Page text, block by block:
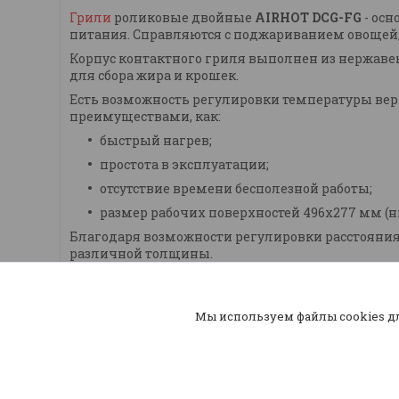
Грили роликовые двойные AIRHOT DCG-FG -
питания. Справляются с поджариванием
Корпус контактного гриля выполнен из
для сбора жира и крошек.
Есть возможность регулировки температуры
преимуществами, как:
быстрый нагрев;
простота в эксплуатации;
отсутствие времени бесполезной работы;
размер рабочих поверхностей 496х277 мм
Благодаря возможности регулировки
различной толщины.
Мы используем файлы cookies